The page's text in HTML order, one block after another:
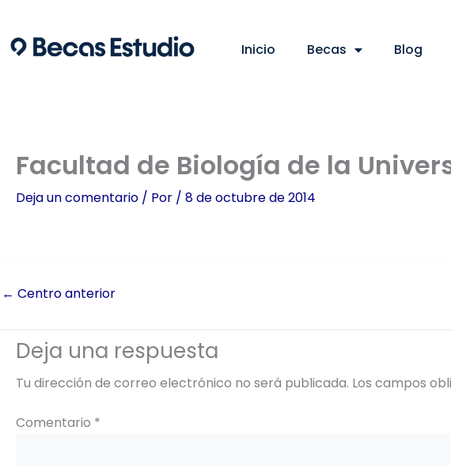
contenido
Inicio Becas Blog
Facultad de Biología de la
Deja un comentario / Por / 8 de octubre de 2014
← Centro anterior
Deja una respuesta
Tu dirección de correo electrónico no será publicada. Los campos
Comentario *